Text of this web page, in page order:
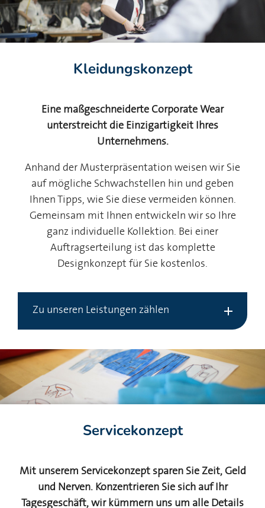
Kleidungskonzept
Eine maßgeschneiderte Corporate Wear
unterstreicht die Einzigartigkeit Ihres
Unternehmens.
Anhand der Musterpräsentation weisen wir Sie
auf mögliche Schwachstellen hin und geben
Ihnen Tipps, wie Sie diese vermeiden können.
Gemeinsam mit Ihnen entwickeln wir so Ihre
ganz individuelle Kollektion. Bei einer
Auftragserteilung ist das komplette
Designkonzept für Sie kostenlos.
Zu unseren Leistungen zählen
Servicekonzept
Mit unserem Servicekonzept sparen Sie Zeit, Geld
und Nerven. Konzentrieren Sie sich auf Ihr
Tagesgeschäft, wir kümmern uns um alle Details